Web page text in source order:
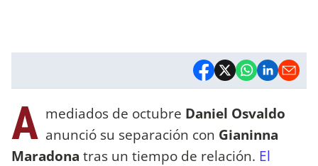
A mediados de octubre Daniel Osvaldo
anunció su separación con Gianinna
Maradona tras un tiempo de relación. El